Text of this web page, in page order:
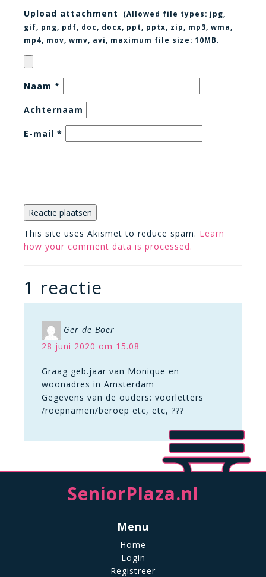
Upload attachment (Allowed file types: jpg,
gif, png, pdf, doc, docx, ppt, pptx, zip, mp3, wma,
mp4, mov, wmv, avi
, maximum file size: 10MB.
Naam *
Achternaam
E-mail *
This site uses Akismet to reduce spam. Learn
how your comment data is processed.
1 reactie
Ger de Boer
28 juni 2020 om 15.08
Graag geb.jaar van Monique en
woonadres in Amsterdam
Gegevens van de ouders: voorletters
/roepnamen/beroep etc, etc, ???
SeniorPlaza.nl
Menu
Home
Login
Registreer